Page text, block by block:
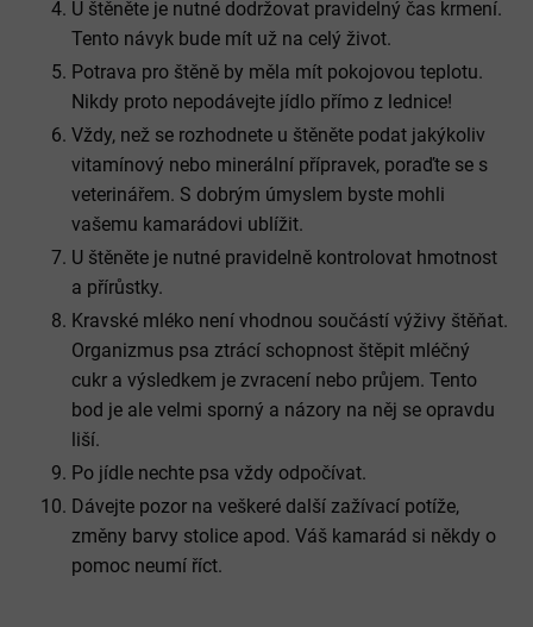
U štěněte je nutné dodržovat pravidelný čas krmení.
Tento návyk bude mít už na celý život.
Potrava pro štěně by měla mít pokojovou teplotu.
Nikdy proto nepodávejte jídlo přímo z lednice!
Vždy, než se rozhodnete u štěněte podat jakýkoliv
vitamínový nebo minerální přípravek, poraďte se s
veterinářem. S dobrým úmyslem byste mohli
vašemu kamarádovi ublížit.
U štěněte je nutné pravidelně kontrolovat hmotnost
a přírůstky.
Kravské mléko není vhodnou součástí výživy štěňat.
Organizmus psa ztrácí schopnost štěpit mléčný
cukr a výsledkem je zvracení nebo průjem. Tento
bod je ale velmi sporný a názory na něj se opravdu
liší.
Po jídle nechte psa vždy odpočívat.
Dávejte pozor na veškeré další zažívací potíže,
změny barvy stolice apod. Váš kamarád si někdy o
pomoc neumí říct.